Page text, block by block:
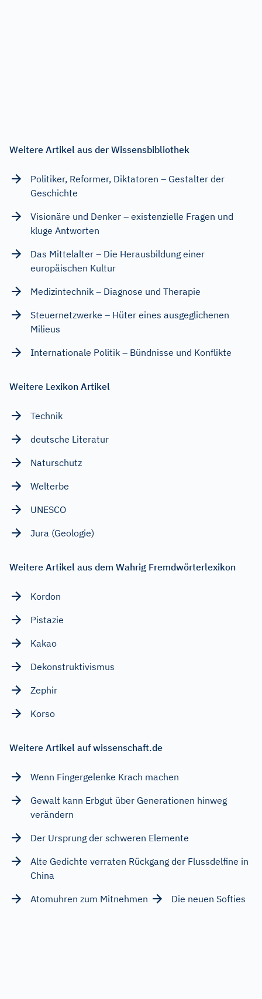
Weitere Artikel aus der Wissensbibliothek
Politiker, Reformer, Diktatoren – Gestalter der
Geschichte
Visionäre und Denker – existenzielle Fragen und
kluge Antworten
Das Mittelalter – Die Herausbildung einer
europäischen Kultur
Medizintechnik – Diagnose und Therapie
Steuernetzwerke – Hüter eines ausgeglichenen
Milieus
Internationale Politik – Bündnisse und Konflikte
Weitere Lexikon Artikel
Technik
deutsche Literatur
Naturschutz
Welterbe
UNESCO
Jura (Geologie)
Weitere Artikel aus dem Wahrig Fremdwörterlexikon
Kordon
Pistazie
Kakao
Dekonstruktivismus
Zephir
Korso
Weitere Artikel auf wissenschaft.de
Wenn Fingergelenke Krach machen
Gewalt kann Erbgut über Generationen hinweg
verändern
Der Ursprung der schweren Elemente
Alte Gedichte verraten Rückgang der Flussdelfine in
China
Atomuhren zum Mitnehmen
Die neuen Softies